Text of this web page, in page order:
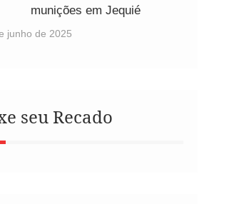
munições em Jequié
junho de 2025
seu Recado